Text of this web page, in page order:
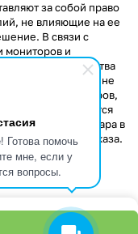
Готова помочь
мне, если у
вопросы.
за собой право
не влияющие на ее
В связи с
мониторов и
некоторые свойства
продукции могут не
Стоимость товаров,
распространяется
данного товара в
оформлении заказа.